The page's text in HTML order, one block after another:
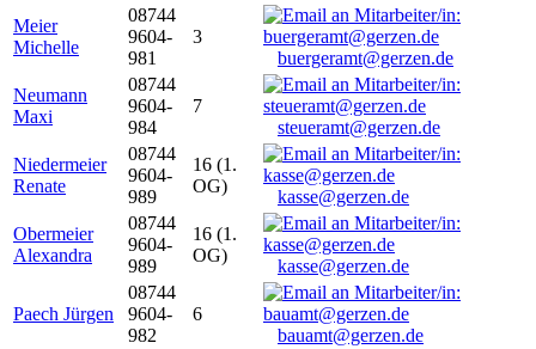
Meier
Michelle
08744
9604-
981
3
buergeramt@gerzen.de
Neumann
Maxi
08744
9604-
984
7
steueramt@gerzen.de
Niedermeier
Renate
08744
9604-
989
16 (1.
OG)
kasse@gerzen.de
Obermeier
Alexandra
08744
9604-
989
16 (1.
OG)
kasse@gerzen.de
Paech Jürgen
08744
9604-
982
6
bauamt@gerzen.de